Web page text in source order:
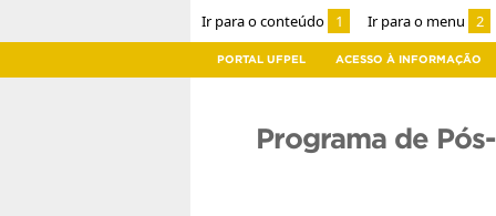
Ir para o conteúdo 1 Ir para o menu 2
PORTAL UFPEL ACESSO À INFORMAÇÃO
Programa de